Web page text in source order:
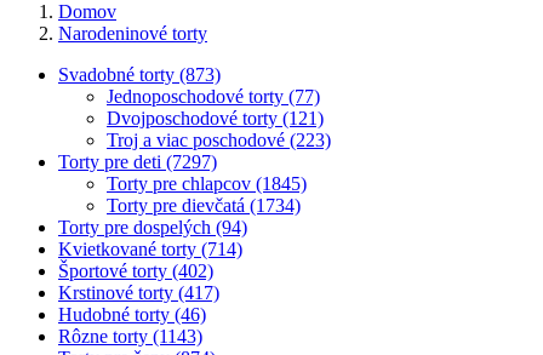
Domov
Narodeninové torty
Svadobné torty (873)
Jednoposchodové torty (77)
Dvojposchodové torty (121)
Troj a viac poschodové (223)
Torty pre deti (7297)
Torty pre chlapcov (1845)
Torty pre dievčatá (1734)
Torty pre dospelých (94)
Kvietkované torty (714)
Športové torty (402)
Krstinové torty (417)
Hudobné torty (46)
Rôzne torty (1143)